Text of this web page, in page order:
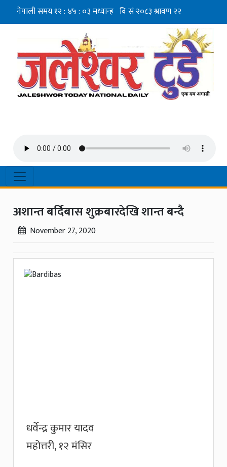
अशान्त बर्दिबास शुक्रबारदेखि शान्त बन्दै
November 27, 2020
धर्वेन्द्र कुमार यादव
महोत्तरी, १२ मंसिर